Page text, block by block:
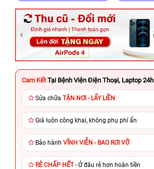
Cam Kết Tại Bệnh Viện Điện Thoại, Laptop 24h
Sửa chữa TẬN NƠI - LẤY LIỀN
Giá luôn công khai, không phụ phí ẩn
Bảo hành VĨNH VIỄN - BAO RƠI VỠ
RẺ CHẤP HẾT- Ở đâu rẻ hơn hoàn tiền